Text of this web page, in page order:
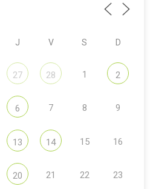
J V S D
27 28 1 2
6 7 8 9
13 14 15 16
20 21 22 23